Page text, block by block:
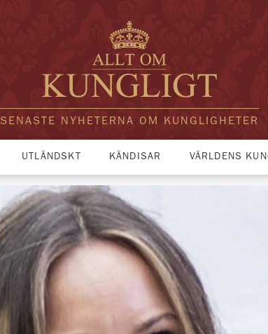
SENASTE NYHETERNA OM KUNGLIGHETER
UTLÄNDSKT KÄNDISAR VÄRLDENS